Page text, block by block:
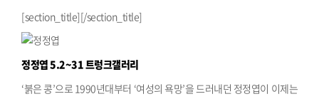
[section_title][/section_title]
정정엽5.2~31 트렁크갤러리
‘붉은 콩’으로 1990년대부터 ‘여성의 욕망’을 드러내던 정정엽이 이제는